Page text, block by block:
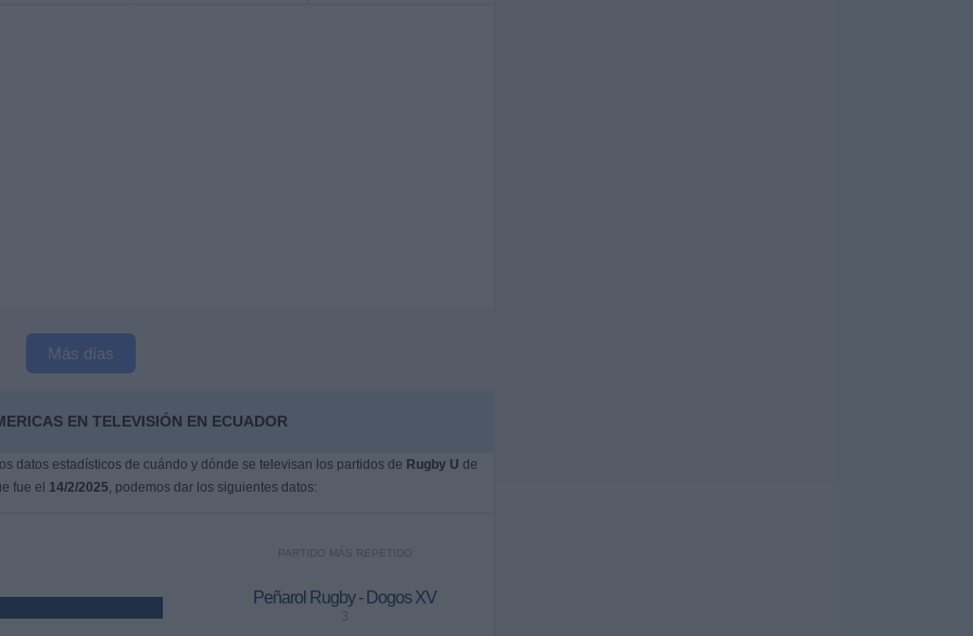
Más días
EN TELEVISIÓN EN ECUADOR
datos estadísticos de cuándo y dónde se televisan los partidos de Rugby U de
fue el 14/2/2025, podemos dar los siguientes datos:
PARTIDO MÁS REPETIDO
Peñarol Rugby - Dogos XV
3